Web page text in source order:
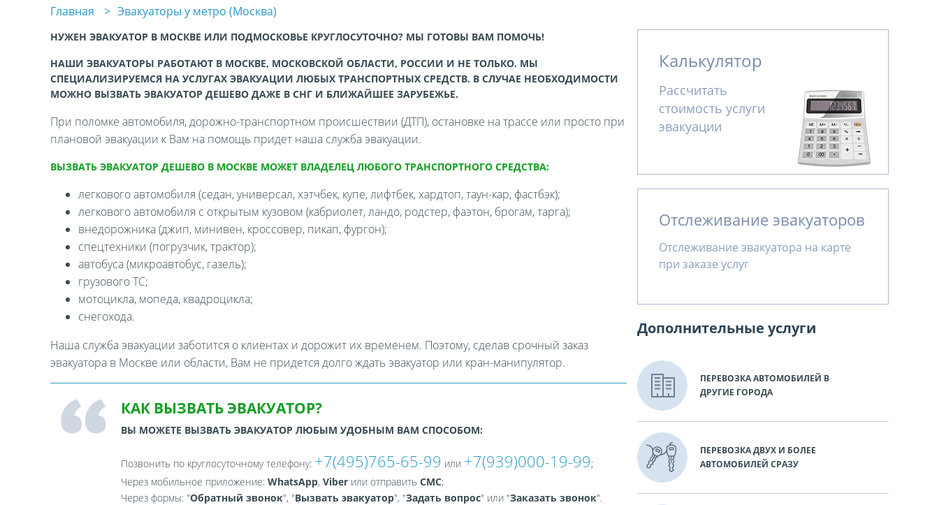
Главная Эвакуаторы у метро (Москва)
НУЖЕН ЭВАКУАТОР В МОСКВЕ ИЛИ ПОДМОСКОВЬЕ КРУГЛОСУТОЧНО? МЫ ГОТОВЫ ВАМ ПОМОЧЬ!
НАШИ ЭВАКУАТОРЫ РАБОТАЮТ В МОСКВЕ, МОСКОВСКОЙ ОБЛАСТИ, РОССИИ И НЕ ТОЛЬКО. МЫ
СПЕЦИАЛИЗИРУЕМСЯ НА УСЛУГАХ ЭВАКУАЦИИ ЛЮБЫХ ТРАНСПОРТНЫХ СРЕДСТВ. В СЛУЧАЕ НЕОБХОДИМОСТИ
МОЖНО ВЫЗВАТЬ ЭВАКУАТОР ДЕШЕВО ДАЖЕ В СНГ И БЛИЖАЙШЕЕ ЗАРУБЕЖЬЕ.
При поломке автомобиля, дорожно-транспортном происшествии (ДТП), остановке на трассе или просто при
плановой эвакуации к Вам на помощь придет наша служба эвакуации.
ВЫЗВАТЬ ЭВАКУАТОР ДЕШЕВО В МОСКВЕ МОЖЕТ ВЛАДЕЛЕЦ ЛЮБОГО ТРАНСПОРТНОГО СРЕДСТВА:
легкового автомобиля (седан, универсал, хэтчбек, купе, лифтбек, хардтоп, таун-кар, фастбэк);
легкового автомобиля с открытым кузовом (кабриолет, ландо, родстер, фаэтон, брогам, тарга);
внедорожника (джип, минивен, кроссовер, пикап, фургон);
спецтехники (погрузчик, трактор);
автобуса (микроавтобус, газель);
грузового ТС;
мотоцикла, мопеда, квадроцикла;
снегохода.
Наша служба эвакуации заботится о клиентах и дорожит их временем. Поэтому, сделав срочный заказ
эвакуатора в Москве или области, Вам не придется долго ждать эвакуатор или кран-манипулятор.
КАК ВЫЗВАТЬ ЭВАКУАТОР?
ВЫ МОЖЕТЕ ВЫЗВАТЬ ЭВАКУАТОР ЛЮБЫМ УДОБНЫМ ВАМ СПОСОБОМ:
Позвонить по круглосуточному телефону: +7(495)765-65-99 или +7(939)000-19-99;
Через мобильное приложение: WhatsApp, Viberили отправить СМС;
Через формы: "Обратный звонок", "Вызвать эвакуатор", "Задать вопрос" или "Заказать звонок".
Калькулятор
Рассчитать
стоимость услуги
эвакуации
Отслеживание эвакуаторов
Отслеживание эвакуатора на карте
при заказе услуг
Дополнительные услуги
ПЕРЕВОЗКА АВТОМОБИЛЕЙ В
ДРУГИЕ ГОРОДА
ПЕРЕВОЗКА ДВУХ И БОЛЕЕ
АВТОМОБИЛЕЙ СРАЗУ